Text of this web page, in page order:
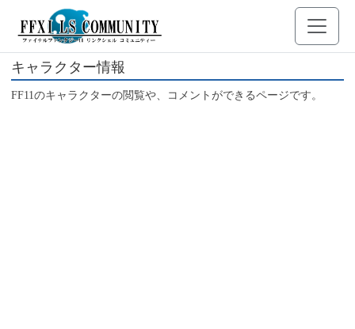
キャラクター情報
FF11のキャラクターの閲覧や、コメントができるページです。